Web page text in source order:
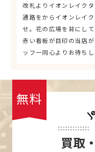
改札よりイオンレイク
通路をからイオンレイ
せ。花の広場を背にし
赤い看板が目印の当店
ッフ一同心よりお待ちし
無料
買取